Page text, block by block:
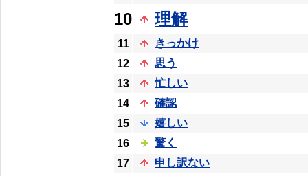
10
理解
11
きっかけ
12
思う
13
忙しい
14
確認
15
嬉しい
16
驚く
17
申し訳ない